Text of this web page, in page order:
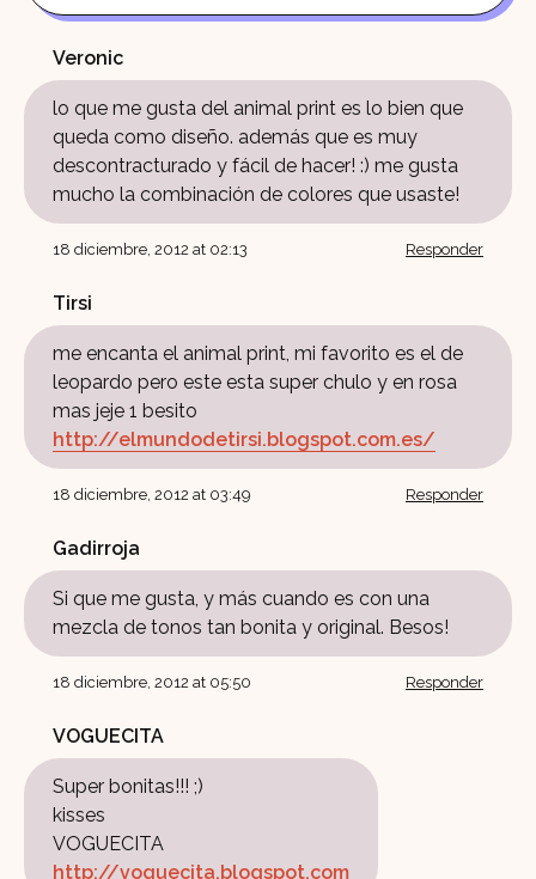
Veronic
lo que me gusta del animal print es lo bien que
queda como diseño. además que es muy
descontracturado y fácil de hacer! :) me gusta
mucho la combinación de colores que usaste!
18 diciembre, 2012 at 02:13 Responder
Tirsi
me encanta el animal print, mi favorito es el de
leopardo pero este esta super chulo y en rosa
mas jeje 1 besito
http://elmundodetirsi.blogspot.com.es/
18 diciembre, 2012 at 03:49 Responder
Gadirroja
Si que me gusta, y más cuando es con una
mezcla de tonos tan bonita y original. Besos!
18 diciembre, 2012 at 05:50 Responder
VOGUECITA
Super bonitas!!! ;)
kisses
VOGUECITA
http://voguecita.blogspot.com